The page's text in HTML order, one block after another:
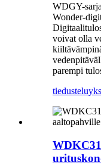
WDGY-
Wonder-
voivat olla
parempi
tiedustelu